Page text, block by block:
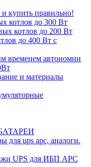
купить правильно!
котлов до 300 Вт
котлов до 200 Вт
до 400 Вт с
временем автономии
и материалы
для ups apc, аналоги.
UPS для ИБП APC